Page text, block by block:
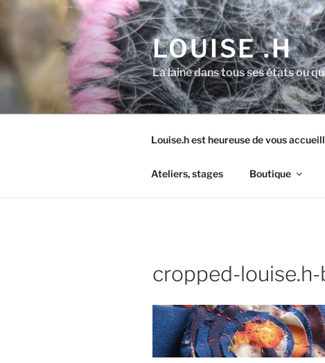
Aller
principal
LOUISE .H
La laine dans tous ses états ou
Louise.h est heureuse de vous
Ateliers, stages Boutique
cropped-